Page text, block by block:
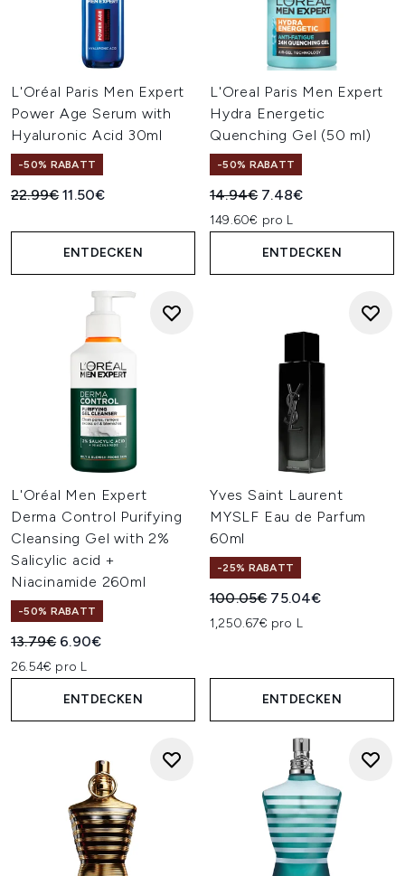
L'Oréal Paris Men Expert
Power Age Serum with
Hyaluronic Acid 30ml
-50% RABATT
Unverbindliche Preisempfehlung:
22.99€Aktueller Preis:
11.50€
ENTDECKEN
L'Oreal Paris Men Expert
Hydra Energetic
Quenching Gel (50 ml)
-50% RABATT
Unverbindliche
14.94€ Aktueller Preis:
7.48€
149.60€ pro L
ENTDECKEN
L'Oréal Men Expert
Derma Control Purifying
Cleansing Gel with 2%
Salicylic acid +
Niacinamide 260ml
-50% RABATT
Unverbindliche Preisempfehlung:
13.79€ Aktueller Preis:
6.90€
26.54€ pro L
ENTDECKEN
Yves Saint Laurent
MYSLF Eau de Parfum
60ml
-25% RABATT
Unverbindliche
100.05€ Aktueller Preis:
75.04€
1,250.67€ pro L
ENTDECKEN